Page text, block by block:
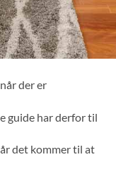
der er
guide har derfor til
det kommer til at